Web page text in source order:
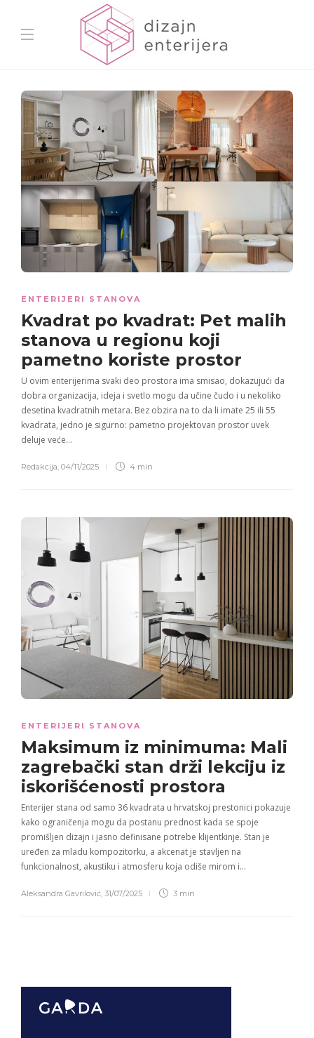
ENTERIJERI STANOVA
Kvadrat po kvadrat: Pet malih
stanova u regionu koji
pametno koriste prostor
U ovim enterijerima svaki deo prostora ima smisao, dokazujući da
dobra organizacija, ideja i svetlo mogu da učine čudo i u nekoliko
desetina kvadratnih metara. Bez obzira na to da li imate 25 ili 55
kvadrata, jedno je sigurno: pametno projektovan prostor uvek
deluje veće…
Redakcija 04/11/2025 4 min
ENTERIJERI STANOVA
Maksimum iz minimuma: Mali
zagrebački stan drži lekciju iz
iskorišćenosti prostora
Enterijer stana od samo 36 kvadrata u hrvatskoj prestonici pokazuje
kako ograničenja mogu da postanu prednost kada se spoje
promišljen dizajn i jasno definisane potrebe klijentkinje. Stan je
uređen za mladu kompozitorku, a akcenat je stavljen na
funkcionalnost, akustiku i atmosferu koja odiše mirom i…
Aleksandra Gavrilović 31/07/2025 3 min